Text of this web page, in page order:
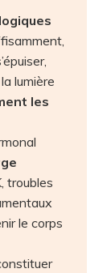
lumière
les
troubles
le corps